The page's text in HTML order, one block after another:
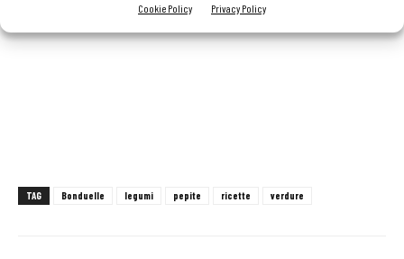
Cookie Policy Privacy Policy
TAG Bonduelle legumi pepite ricette verdure